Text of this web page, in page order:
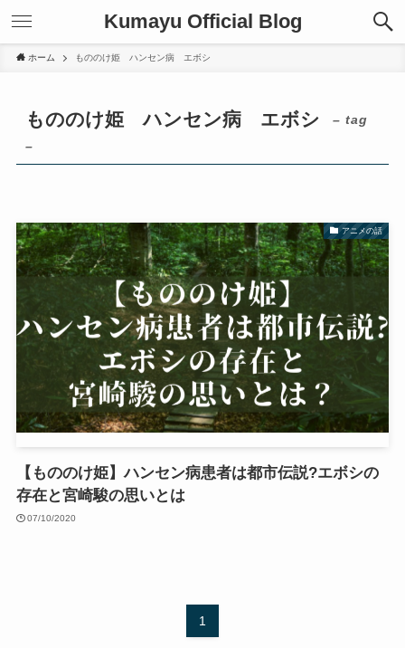
Kumayu Official Blog
ホーム もののけ姫 ハンセン病 エボシ
もののけ姫 ハンセン病 エボシ
– tag
–
アニメの話
【もののけ姫】ハンセン病患者は都市伝説?エボシの
存在と宮崎駿の思いとは
07/10/2020
1